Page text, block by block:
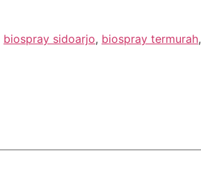
biospray sidoarjo, biospray termurah,